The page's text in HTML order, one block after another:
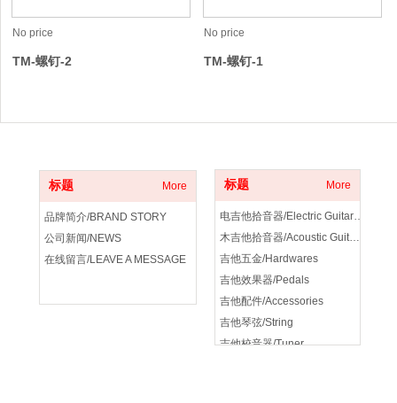
No price
TM-螺钉-2
No price
TM-螺钉-1
标题 More
品牌简介/BRAND STORY
公司新闻/NEWS
在线留言/LEAVE A MESSAGE
标题 More
电吉他拾音器/Electric Guitar Pickup
木吉他拾音器/Acoustic Guitar Pickup
吉他五金/Hardwares
吉他效果器/Pedals
吉他配件/Accessories
吉他琴弦/String
吉他校音器/Tuner